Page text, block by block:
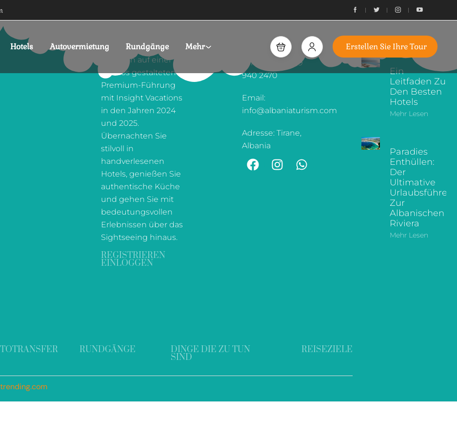
Hotels Autovermietung Rundgänge Mehr Erstellen Sie Ihre Tour
Entdecken Sie
Albanien auf einer
nahtlos gestalteten
Premium-Führung
mit Insight Vacations
in den Jahren 2024
und 2025.
Übernachten Sie
stilvoll in
handverlesenen
Hotels, genießen Sie
authentische Küche
und gehen Sie mit
bedeutungsvollen
Erlebnissen über das
Sightseeing hinaus.
REGISTRIEREN
EINLOGGEN
ARMATURENBRETT
WUNSCHZETTEL
KONTAKTINFORMATIONEN
Telefon: +355 69
940 2470
Email:
info@albaniaturism.com
Adresse: Tirane,
Albania
IHRE TOUR
ERKUNDEN SIE
UNSEREN BLOG
Ein
Leitfaden Zu
Den Besten
Hotels
Mehr Lesen
Paradies
Enthüllen:
Der
Ultimative
Urlaubsführer
Zur
Albanischen
Riviera
Mehr Lesen
RUNDGÄNGE DINGE DIE ZU TUN
SIND
REISEZIELE